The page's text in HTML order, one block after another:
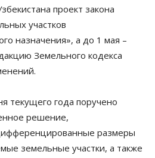
проект закона
участков
назначения», а до 1 мая –
Земельного кодекса
текущего года поручено
решение,
размеры
земельные участки, а также